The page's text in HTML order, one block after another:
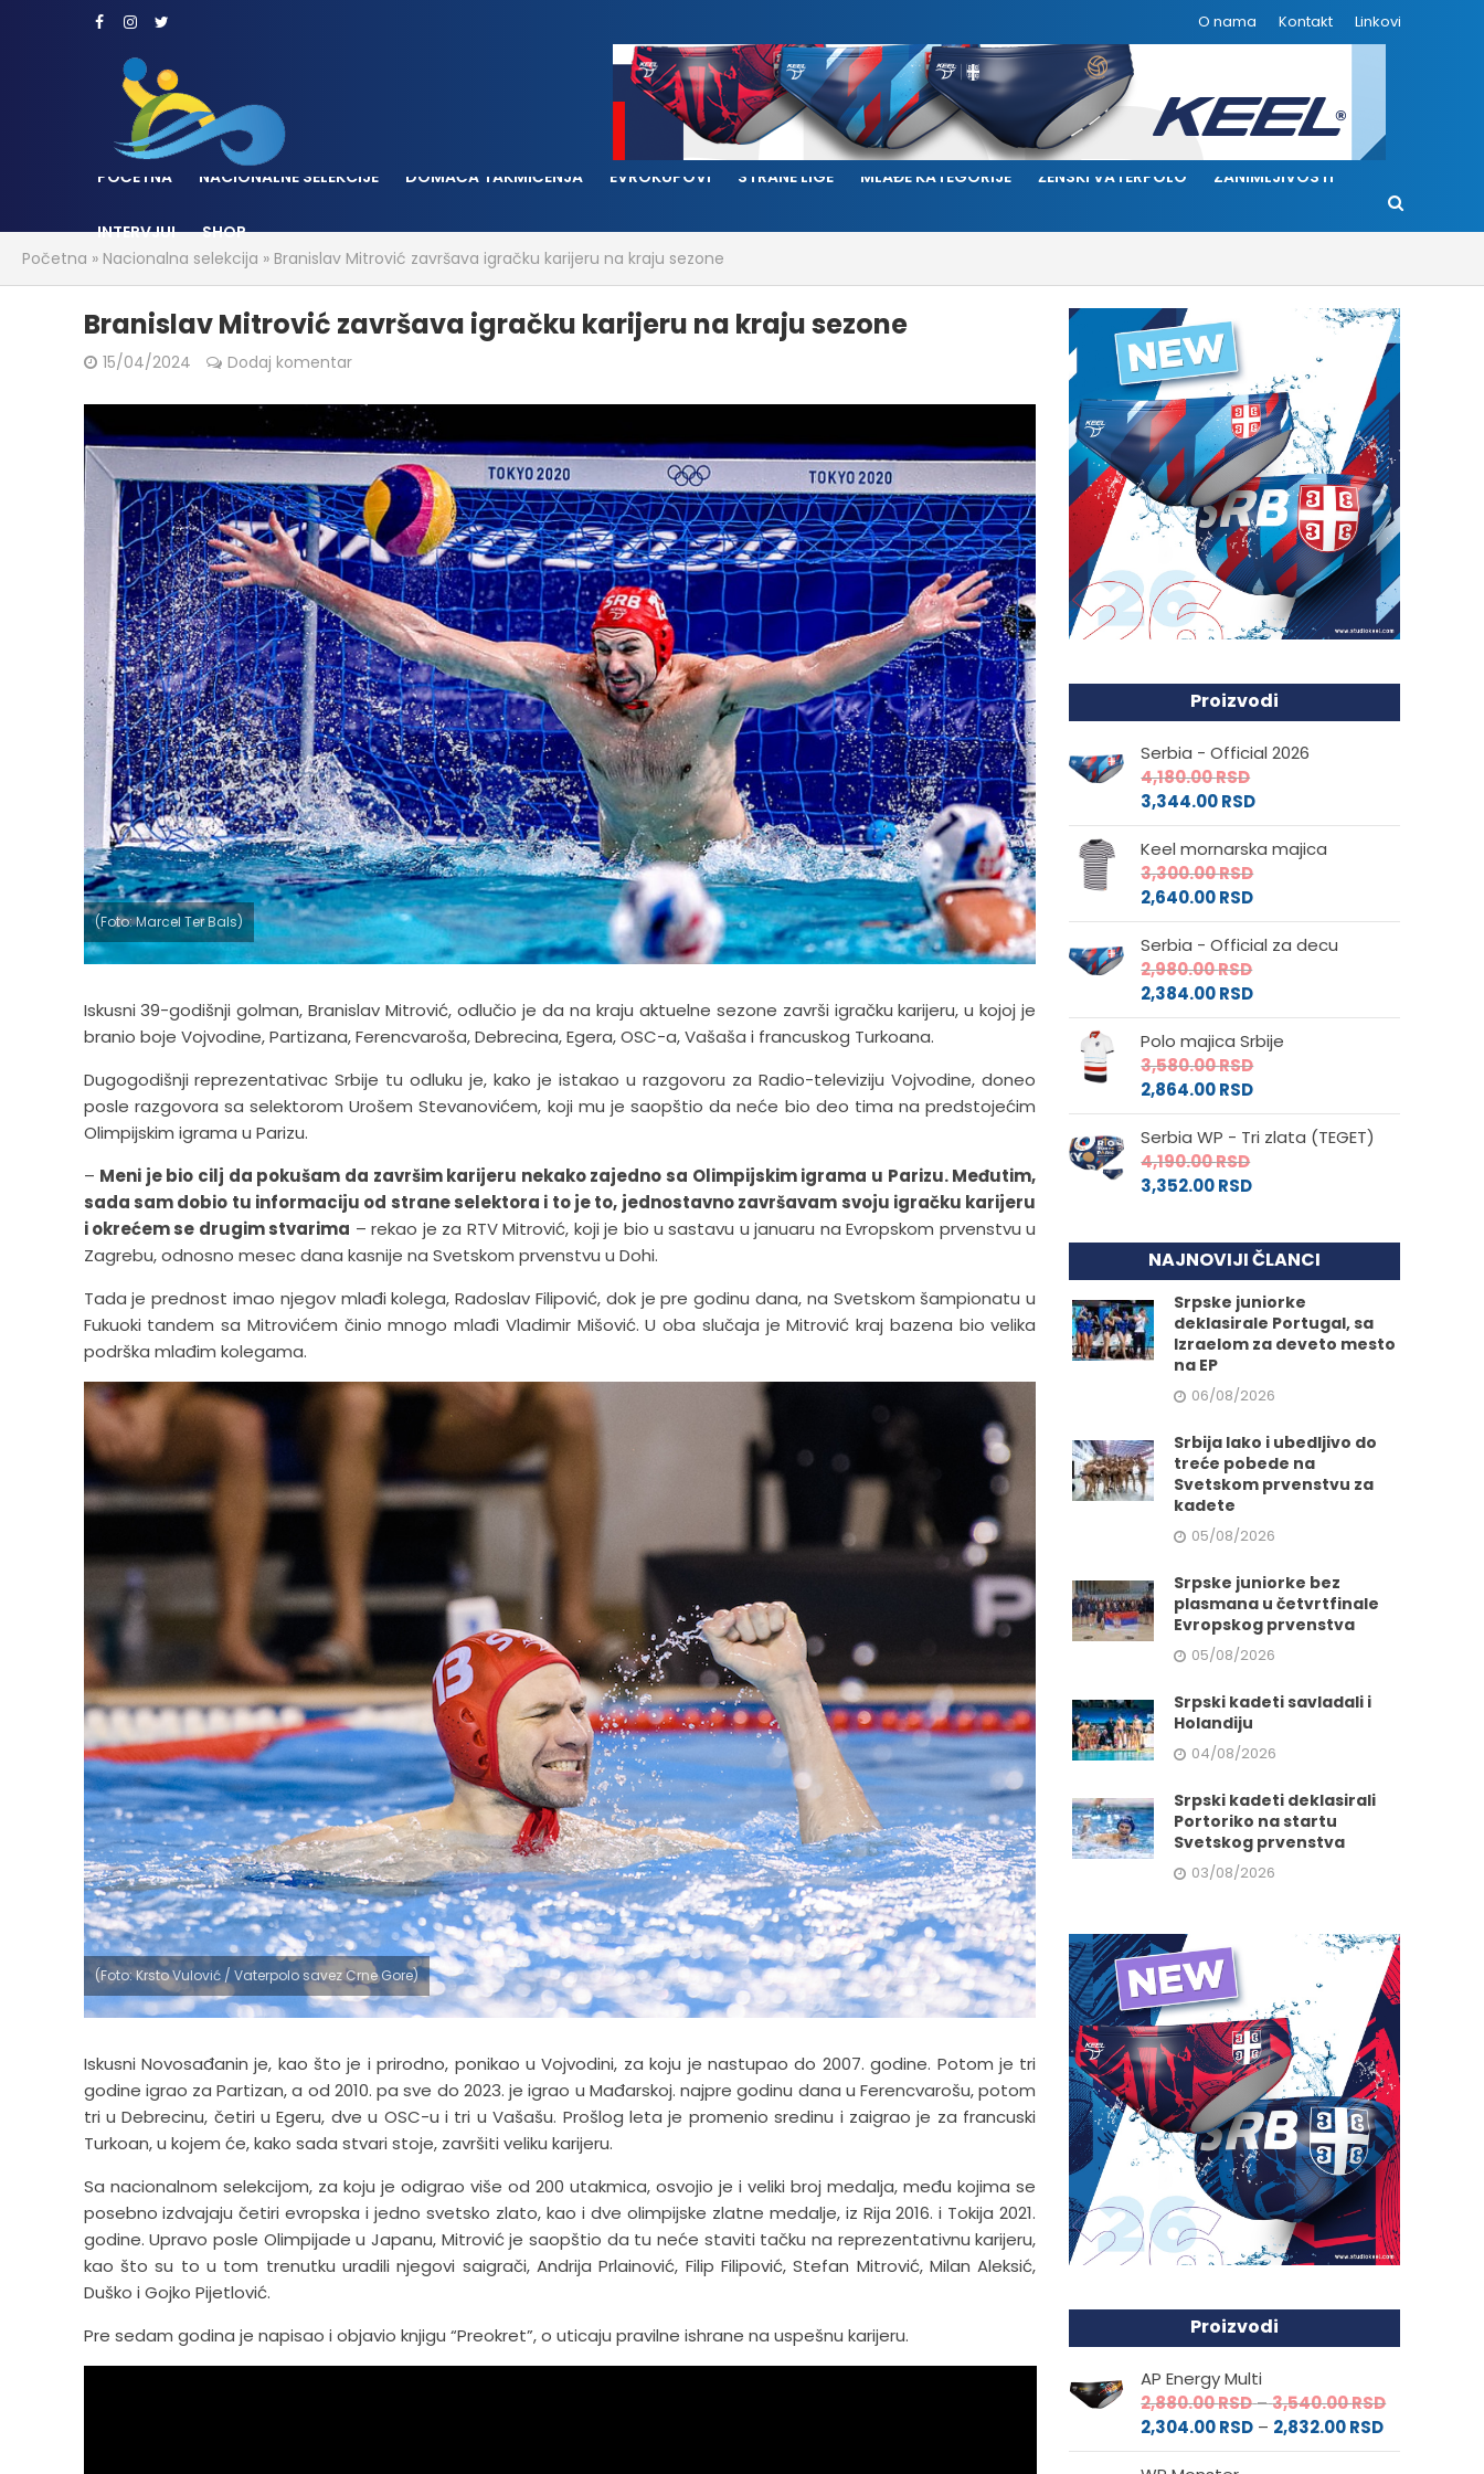
O nama Kontakt Linkovi
POČETNA NACIONALNE SELEKCIJE DOMAĆA TAKMIČENJA EVROKUPOVI STRANE LIGE MLAĐE KATEGORIJE ŽENSKI VATERPOLO ZANIMLJIVOSTI
INTERVJUI
SHOP
Početna » Nacionalna selekcija » Branislav Mitrović završava igračku karijeru na kraju sezone
Branislav Mitrović završava igračku karijeru na kraju sezone
15/04/2024 Dodaj komentar
(Foto: Marcel Ter Bals)
Iskusni 39-godišnji golman, Branislav Mitrović, odlučio je da na kraju aktuelne sezone završi igračku karijeru, u kojoj je
branio boje Vojvodine, Partizana, Ferencvaroša, Debrecina, Egera, OSC-a, Vašaša i francuskog Turkoana.
Dugogodišnji reprezentativac Srbije tu odluku je, kako je istakao u razgovoru za Radio-televiziju Vojvodine, doneo
posle razgovora sa selektorom Urošem Stevanovićem, koji mu je saopštio da neće bio deo tima na predstojećim
Olimpijskim igrama u Parizu.
– Meni je bio cilj da pokušam da završim karijeru nekako zajedno sa Olimpijskim igrama u Parizu. Međutim,
sada sam dobio tu informaciju od strane selektora i to je to, jednostavno završavam svoju igračku karijeru
i okrećem se drugim stvarima – rekao je za RTV Mitrović, koji je bio u sastavu u januaru na Evropskom prvenstvu u
Zagrebu, odnosno mesec dana kasnije na Svetskom prvenstvu u Dohi.
Tada je prednost imao njegov mlađi kolega, Radoslav Filipović, dok je pre godinu dana, na Svetskom šampionatu u
Fukuoki tandem sa Mitrovićem činio mnogo mlađi Vladimir Mišović. U oba slučaja je Mitrović kraj bazena bio velika
podrška mlađim kolegama.
(Foto: Krsto Vulović / Vaterpolo savez Crne Gore)
Iskusni Novosađanin je, kao što je i prirodno, ponikao u Vojvodini, za koju je nastupao do 2007. godine. Potom je tri
godine igrao za Partizan, a od 2010. pa sve do 2023. je igrao u Mađarskoj. najpre godinu dana u Ferencvarošu, potom
tri u Debrecinu, četiri u Egeru, dve u OSC-u i tri u Vašašu. Prošlog leta je promenio sredinu i zaigrao je za francuski
Turkoan, u kojem će, kako sada stvari stoje, završiti veliku karijeru.
Sa nacionalnom selekcijom, za koju je odigrao više od 200 utakmica, osvojio je i veliki broj medalja, među kojima se
posebno izdvajaju četiri evropska i jedno svetsko zlato, kao i dve olimpijske zlatne medalje, iz Rija 2016. i Tokija 2021.
godine. Upravo posle Olimpijade u Japanu, Mitrović je saopštio da tu neće staviti tačku na reprezentativnu karijeru,
kao što su to u tom trenutku uradili njegovi saigrači, Andrija Prlainović, Filip Filipović, Stefan Mitrović, Milan Aleksić,
Duško i Gojko Pijetlović.
Pre sedam godina je napisao i objavio knjigu “Preokret”, o uticaju pravilne ishrane na uspešnu karijeru.
Proizvodi
Serbia - Official 2026
4,180.00RSD
3,344.00RSD
Keel mornarska majica
3,300.00RSD
2,640.00RSD
Serbia - Official za decu
2,980.00RSD
2,384.00RSD
Polo majica Srbije
3,580.00RSD
2,864.00RSD
Serbia WP - Tri zlata (TEGET)
4,190.00RSD
3,352.00RSD
NAJNOVIJI ČLANCI
Srpske juniorke
deklasirale Portugal, sa
Izraelom za deveto mesto
na EP
06/08/2026
Srbija lako i ubedljivo do
treće pobede na
Svetskom prvenstvu za
kadete
05/08/2026
Srpske juniorke bez
plasmana u četvrtfinale
Evropskog prvenstva
05/08/2026
Srpski kadeti savladali i
Holandiju
04/08/2026
Srpski kadeti deklasirali
Portoriko na startu
Svetskog prvenstva
03/08/2026
Proizvodi
AP Energy Multi
2,880.00RSD–3,540.00RSDRaspon
od
2,304.00RSD – 2,832.00RSDRaspon
cena: